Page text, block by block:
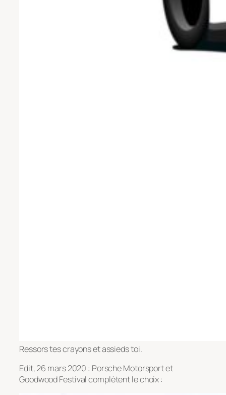
Ressors tes crayons et assieds toi.
Edit, 26 mars 2020 : Porsche Motorsport et
Goodwood Festival complètent le choix :